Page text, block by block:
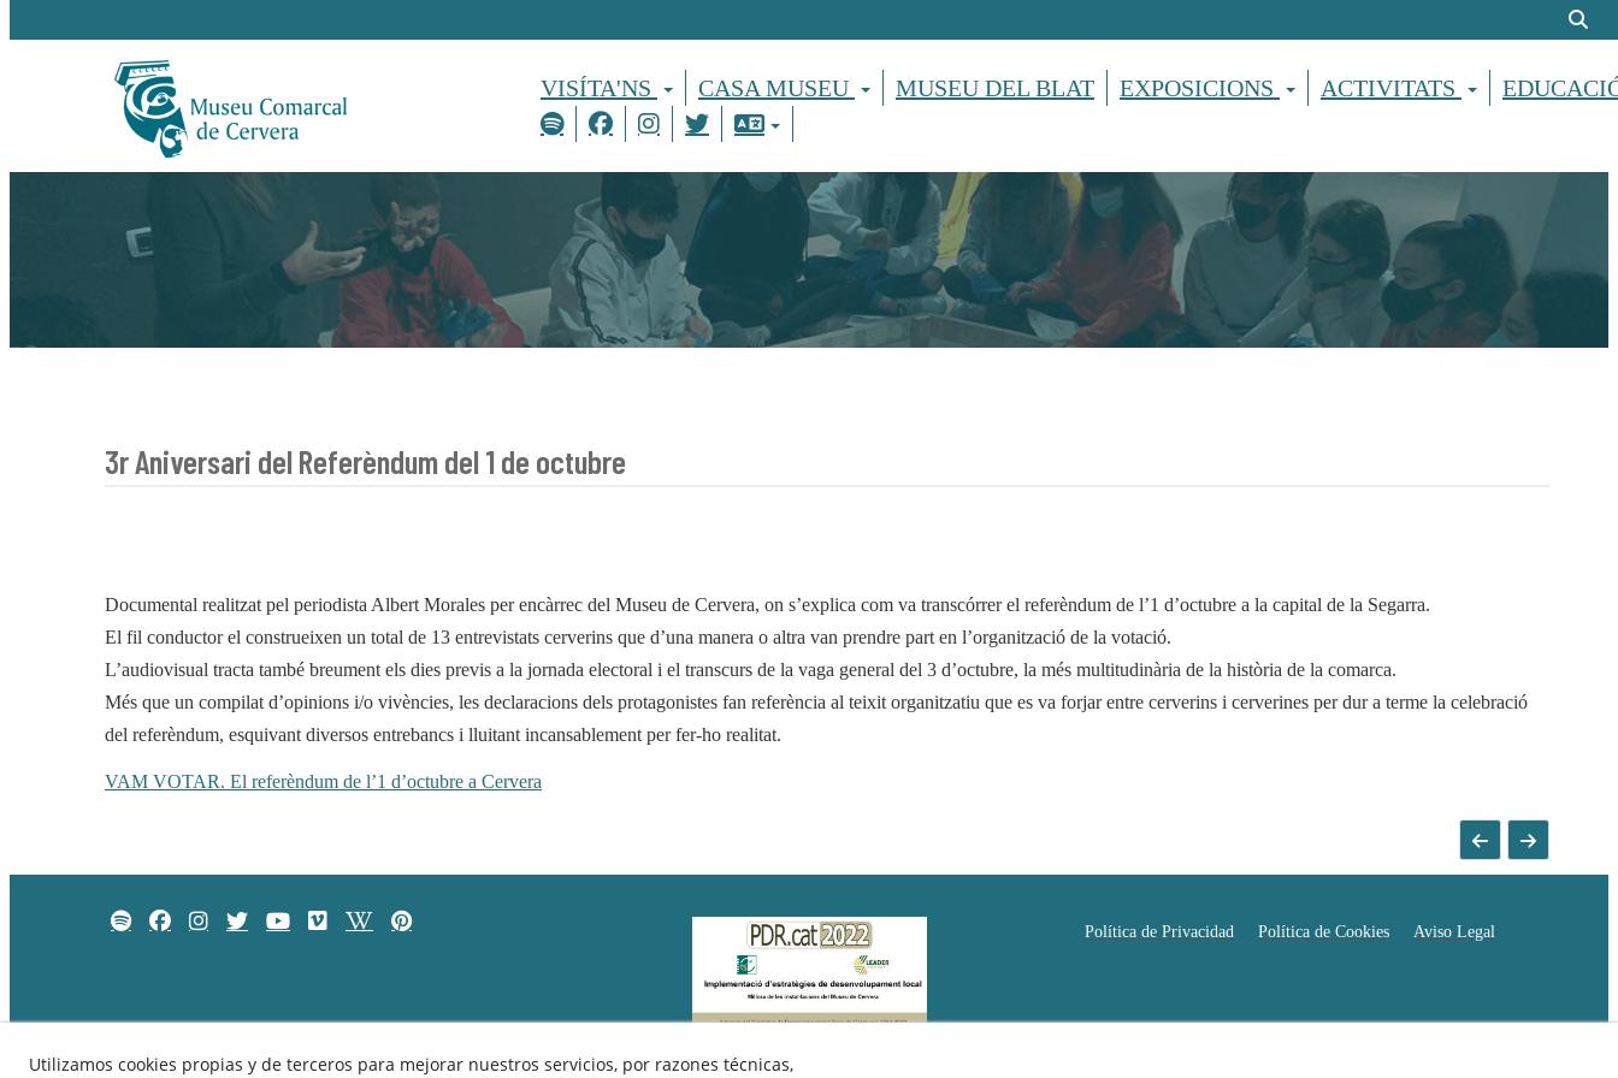
VISÍTA'NS CASA MUSEU MUSEU DEL BLAT EXPOSICIONS ACTIVITATS
3r Aniversari del Referèndum del 1 de octubre
Documental realitzat pel periodista Albert Morales per encàrrec del Museu de Cervera, on s’explica com va transcórrer el referèndum de l’1 d’octubre a la capital de la Segarra.
El fil conductor el construeixen un total de 13 entrevistats cerverins que d’una manera o altra van prendre part en l’organització de la votació.
L’audiovisual tracta també breument els dies previs a la jornada electoral i el transcurs de la vaga general del 3 d’octubre, la més multitudinària de la història de la comarca.
Més que un compilat d’opinions i/o vivències, les declaracions dels protagonistes fan referència al teixit organitzatiu que es va forjar entre cerverins i cerverines per dur a terme la celebració
del referèndum, esquivant diversos entrebancs i lluitant incansablement per fer-ho realitat.
VAM VOTAR. El referèndum de l’1 d’octubre a Cervera
Aviso Legal
Política de Cookies
Política de Privacidad
Utilizamos cookies propias y de terceros para mejorar nuestros servicios, por razones técnicas,